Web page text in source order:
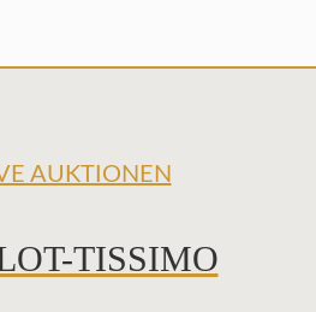
AUKTIONEN
TISSIMO